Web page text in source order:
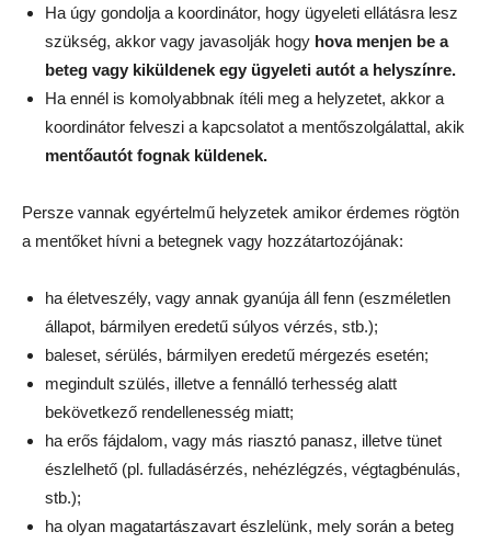
Ha úgy gondolja a koordinátor, hogy ügyeleti ellátásra lesz
szükség, akkor vagy javasolják hogy hova menjen be a
beteg vagy kiküldenek egy ügyeleti autót a helyszínre.
Ha ennél is komolyabbnak ítéli meg a helyzetet, akkor a
koordinátor felveszi a kapcsolatot a mentőszolgálattal, akik
mentőautót fognak küldenek.
Persze vannak egyértelmű helyzetek amikor érdemes rögtön
a mentőket hívni a betegnek vagy hozzátartozójának:
ha életveszély, vagy annak gyanúja áll fenn (eszméletlen
állapot, bármilyen eredetű súlyos vérzés, stb.);
baleset, sérülés, bármilyen eredetű mérgezés esetén;
megindult szülés, illetve a fennálló terhesség alatt
bekövetkező rendellenesség miatt;
ha erős fájdalom, vagy más riasztó panasz, illetve tünet
észlelhető (pl. fulladásérzés, nehézlégzés, végtagbénulás,
stb.);
ha olyan magatartászavart észlelünk, mely során a beteg